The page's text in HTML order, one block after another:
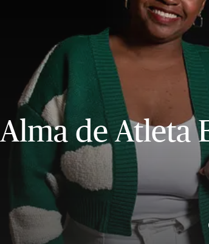
Alma de Atleta